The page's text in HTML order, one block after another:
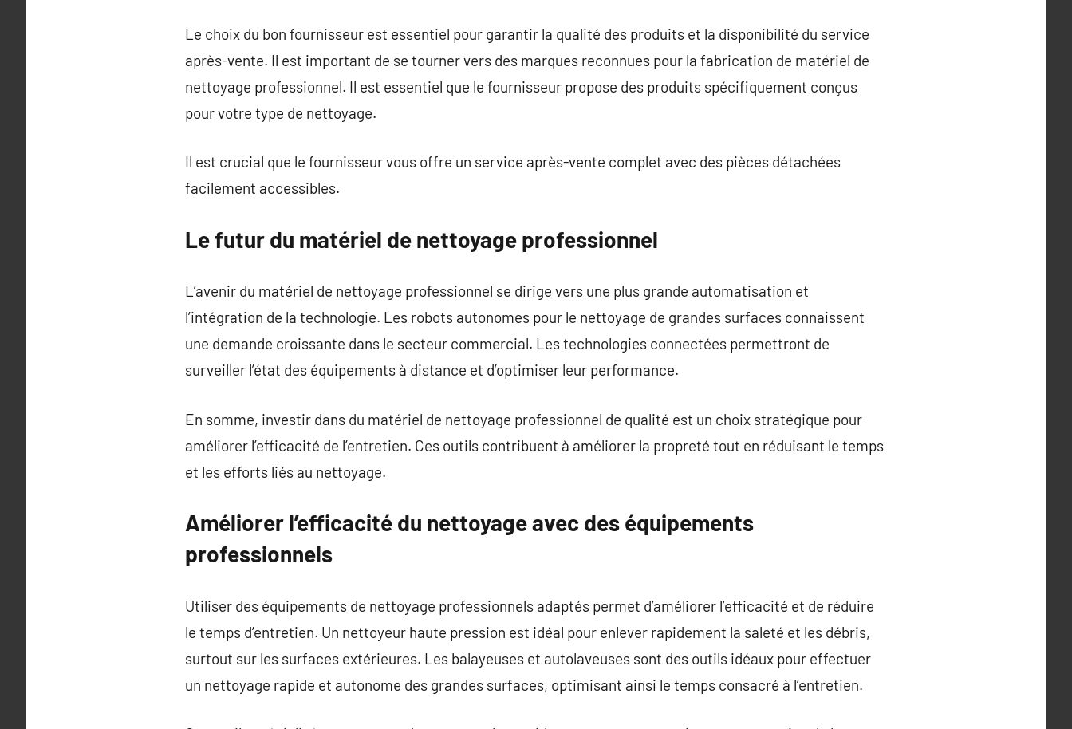
Le choix du bon fournisseur est essentiel pour garantir la qualité des produits et la disponibilité du service
après-vente. Il est important de se tourner vers des marques reconnues pour la fabrication de matériel de
nettoyage professionnel. Il est essentiel que le fournisseur propose des produits spécifiquement conçus
pour votre type de nettoyage.
Il est crucial que le fournisseur vous offre un service après-vente complet avec des pièces détachées
facilement accessibles.
Le futur du matériel de nettoyage professionnel
L’avenir du matériel de nettoyage professionnel se dirige vers une plus grande automatisation et
l’intégration de la technologie. Les robots autonomes pour le nettoyage de grandes surfaces connaissent
une demande croissante dans le secteur commercial. Les technologies connectées permettront de
surveiller l’état des équipements à distance et d’optimiser leur performance.
En somme, investir dans du matériel de nettoyage professionnel de qualité est un choix stratégique pour
améliorer l’efficacité de l’entretien. Ces outils contribuent à améliorer la propreté tout en réduisant le temps
et les efforts liés au nettoyage.
Améliorer l’efficacité du nettoyage avec des équipements
professionnels
Utiliser des équipements de nettoyage professionnels adaptés permet d’améliorer l’efficacité et de réduire
le temps d’entretien. Un nettoyeur haute pression est idéal pour enlever rapidement la saleté et les débris,
surtout sur les surfaces extérieures. Les balayeuses et autolaveuses sont des outils idéaux pour effectuer
un nettoyage rapide et autonome des grandes surfaces, optimisant ainsi le temps consacré à l’entretien.